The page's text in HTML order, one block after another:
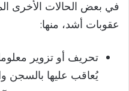
في بعض الحالات الأخرى
عقوبات أشد، منها:
تحريف أو تزوير
يُعاقب عليها بالسجن